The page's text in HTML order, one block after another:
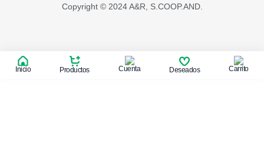
Copyright © 2024 A&R, S.COOP.AND.
Inicio Productos Cuenta Deseados Carrito